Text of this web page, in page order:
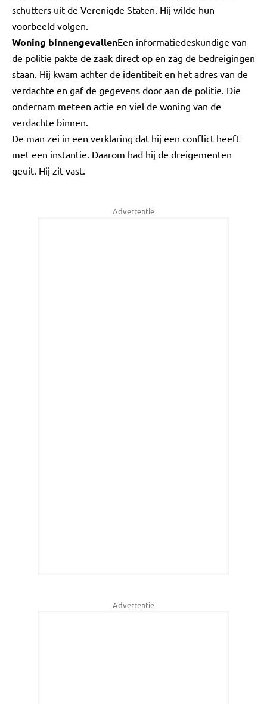
schutters uit de Verenigde Staten. Hij wilde hun
voorbeeld volgen.
Woning binnengevallenEen informatiedeskundige van
de politie pakte de zaak direct op en zag de bedreigingen
staan. Hij kwam achter de identiteit en het adres van de
verdachte en gaf de gegevens door aan de politie. Die
ondernam meteen actie en viel de woning van de
verdachte binnen.
De man zei in een verklaring dat hij een conflict heeft
met een instantie. Daarom had hij de dreigementen
geuit. Hij zit vast.
Advertentie
Advertentie